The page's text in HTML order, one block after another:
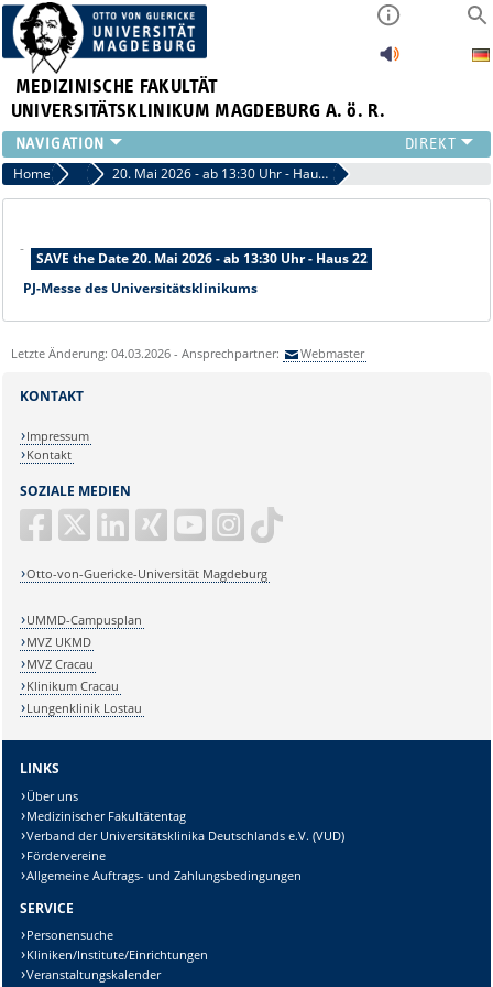
MEDIZINISCHE FAKULTÄT
UNIVERSITÄTSKLINIKUM MAGDEBURG A. ö. R.
INSTITUTE
KLINIKEN
FORSCHUNG
PRESSE
INTRANET
Home Aktuelles 20. Mai 2026 - ab 13:30 Uhr - Haus 22: PJ-Messe des Universitätsklinikums Magdeburg
-
SAVE the Date 20. Mai 2026 - ab 13:30 Uhr - Haus 22
PJ-Messe des Universitätsklinikums
Letzte Änderung: 04.03.2026 - Ansprechpartner: Webmaster
SOZIALE MEDIEN
Otto-von-Guericke-Universität Magdeburg
KONTAKT
Impressum
Kontakt
UMMD-Campusplan
MVZ UKMD
MVZ Cracau
Klinikum Cracau
Lungenklinik Lostau
LINKS
Über uns
Medizinischer Fakultätentag
Verband der Universitätsklinika Deutschlands e.V. (VUD)
Fördervereine
Allgemeine Auftrags- und Zahlungsbedingungen
SERVICE
Personensuche
Kliniken/Institute/Einrichtungen
Veranstaltungskalender